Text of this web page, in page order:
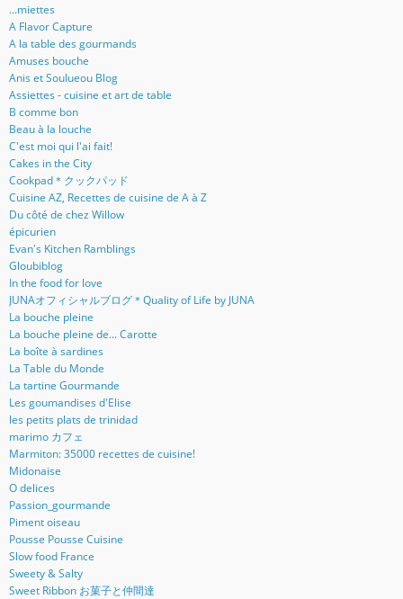
...miettes
A Flavor Capture
A la table des gourmands
Amuses bouche
Anis et Soulueou Blog
Assiettes - cuisine et art de table
B comme bon
Beau à la louche
C'est moi qui l'ai fait!
Cakes in the City
Cookpad＊クックパッド
Cuisine AZ, Recettes de cuisine de A à Z
Du côté de chez Willow
épicurien
Evan's Kitchen Ramblings
Gloubiblog
In the food for love
JUNAオフィシャルブログ＊Quality of Life by JUNA
La bouche pleine
La bouche pleine de... Carotte
La boîte à sardines
La Table du Monde
La tartine Gourmande
Les goumandises d'Elise
les petits plats de trinidad
marimo カフェ
Marmiton: 35000 recettes de cuisine!
Midonaise
O delices
Passion_gourmande
Piment oiseau
Pousse Pousse Cuisine
Slow food France
Sweety & Salty
Sweet Ribbon お菓子と仲間達